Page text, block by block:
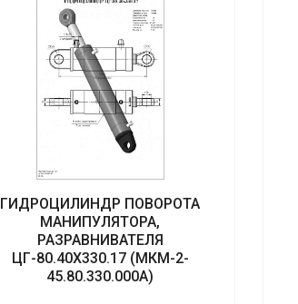
ГИДРОЦИЛИНДР ПОВОРОТА
МАНИПУЛЯТОРА,
РАЗРАВНИВАТЕЛЯ
ЦГ-80.40Х330.17 (МКМ-2-
45.80.330.000А)